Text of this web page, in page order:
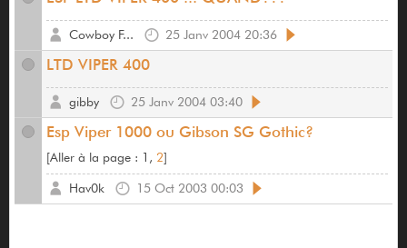
25 Janv 2004 20:36
Cowboy F...
LTD VIPER 400
25 Janv 2004 03:40
gibby
Esp Viper 1000 ou Gibson SG Gothic?
[Aller à la page : 1, 2]
15 Oct 2003 00:03
Hav0k